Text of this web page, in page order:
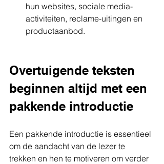
hun websites, sociale media-
activiteiten, reclame-uitingen en
productaanbod.
Overtuigende teksten
beginnen altijd met een
pakkende introductie
Een pakkende introductie is essentieel
om de aandacht van de lezer te
trekken en hen te motiveren om verder